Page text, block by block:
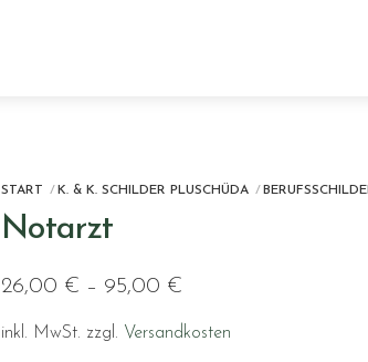
START K. & K. SCHILDER PLUSCHÜDA
Notarzt
26,00 € – 95,00 €
inkl. MwSt. zzgl. Versandkosten